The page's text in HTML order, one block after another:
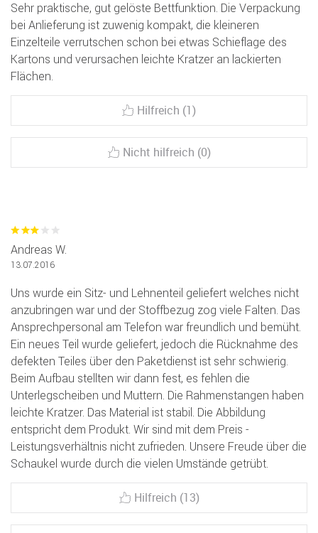
Sehr praktische, gut gelöste Bettfunktion. Die Verpackung
bei Anlieferung ist zuwenig kompakt, die kleineren
Einzelteile verrutschen schon bei etwas Schieflage des
Kartons und verursachen leichte Kratzer an lackierten
Flächen.
Hilfreich (1)
Nicht hilfreich (0)
Andreas W.
13.07.2016
Uns wurde ein Sitz- und Lehnenteil geliefert welches nicht
anzubringen war und der Stoffbezug zog viele Falten. Das
Ansprechpersonal am Telefon war freundlich und bemüht.
Ein neues Teil wurde geliefert, jedoch die Rücknahme des
defekten Teiles über den Paketdienst ist sehr schwierig.
Beim Aufbau stellten wir dann fest, es fehlen die
Unterlegscheiben und Muttern. Die Rahmenstangen haben
leichte Kratzer. Das Material ist stabil. Die Abbildung
entspricht dem Produkt. Wir sind mit dem Preis -
Leistungsverhältnis nicht zufrieden. Unsere Freude über die
Schaukel wurde durch die vielen Umstände getrübt.
Hilfreich (13)